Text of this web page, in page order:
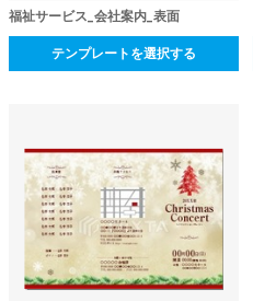
福祉サービス_会社案内_表面
テンプレートを選択する